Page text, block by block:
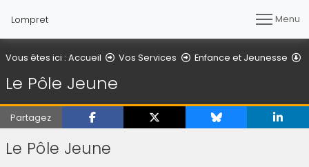
Lompret Menu
Vous êtes ici : Accueil Vos Services Enfance et Jeunesse
Le Pôle Jeune
Partagez
Le Pôle Jeune